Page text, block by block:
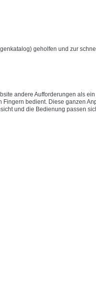
geholfen und zur
andere Aufforderungen als
bedient. Diese ganzen
und die Bedienung passen